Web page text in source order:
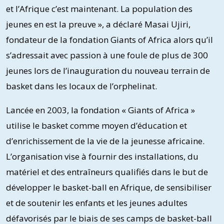
et l’Afrique c’est maintenant. La population des
jeunes en est la preuve », a déclaré Masai Ujiri,
fondateur de la fondation Giants of Africa alors qu’il
s’adressait avec passion à une foule de plus de 300
jeunes lors de l’inauguration du nouveau terrain de
basket dans les locaux de l’orphelinat.
Lancée en 2003, la fondation « Giants of Africa »
utilise le basket comme moyen d’éducation et
d’enrichissement de la vie de la jeunesse africaine.
L’organisation vise à fournir des installations, du
matériel et des entraîneurs qualifiés dans le but de
développer le basket-ball en Afrique, de sensibiliser
et de soutenir les enfants et les jeunes adultes
défavorisés par le biais de ses camps de basket-ball